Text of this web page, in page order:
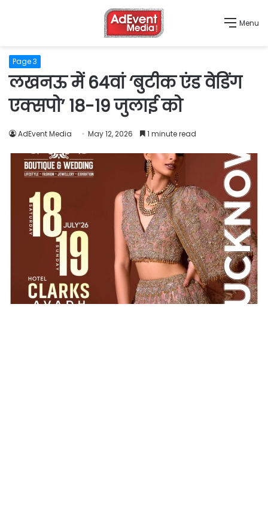
Menu
Page 3
लखनऊ में 64वां ‘बुटीक एंड वेडिंग
एक्सपो’ 18-19 जुलाई को
AdEvent Media May 12, 2026 1 minute read